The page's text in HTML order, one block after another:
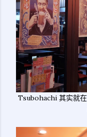
Tsubohachi 其实就